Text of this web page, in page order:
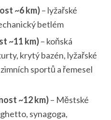
~6 km)– lyžařské
betlém
~11 km)– koňská
krytý bazén, lyžařské
sportů a řemesel
~12 km)– Městské
synagoga,